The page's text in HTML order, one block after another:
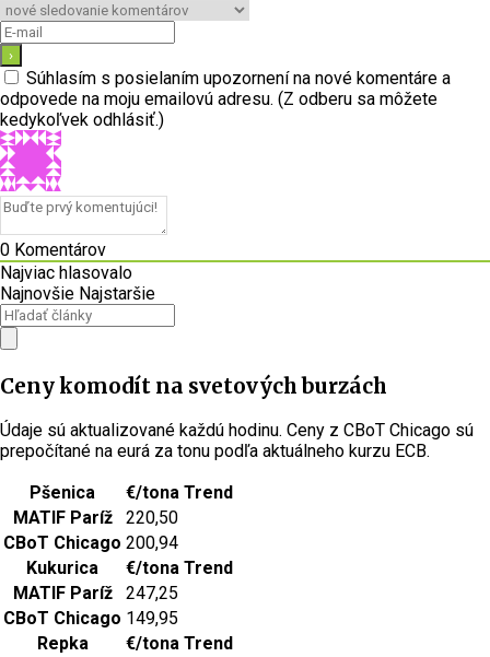
Súhlasím s posielaním upozornení na nové komentáre a
odpovede na moju emailovú adresu. (Z odberu sa môžete
kedykoľvek odhlásiť.)
0 Komentárov
Najviac hlasovalo
Najnovšie Najstaršie
Ceny komodít na svetových burzách
Údaje sú aktualizované každú hodinu. Ceny z CBoT Chicago sú
prepočítané na eurá za tonu podľa aktuálneho kurzu ECB.
Pšenica
€/tona Trend
MATIF Paríž
220,50
CBoT Chicago 200,94
Kukurica
€/tona Trend
MATIF Paríž
247,25
CBoT Chicago 149,95
Repka
€/tona Trend